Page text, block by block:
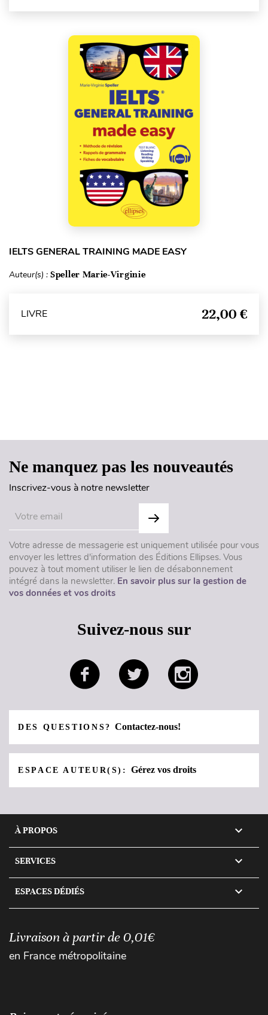
IELTS GENERAL TRAINING MADE EASY
Auteur(s) : Speller Marie-Virginie
LIVRE 22,00 €
Ne manquez pas les nouveautés
Inscrivez-vous à notre newsletter
Votre adresse de messagerie est uniquement utilisée pour vous
envoyer les lettres d'information des Éditions Ellipses. Vous
pouvez à tout moment utiliser le lien de désabonnement
intégré dans la newsletter. En savoir plus sur la gestion de
vos données et vos droits
Suivez-nous sur
DES QUESTIONS?Contactez-nous!
ESPACE AUTEUR(S):Gérez vos droits
À PROPOS 
SERVICES 
ESPACES DÉDIÉS 
Livraison à partir de 0,01€
en France métropolitaine